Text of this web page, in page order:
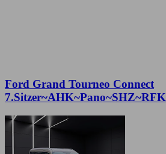
Ford Grand Tourneo Connect
7.Sitzer~AHK~Pano~SHZ~RFK